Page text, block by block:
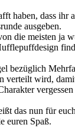
haben, dass
ausgeben.
die meisten ja
bezüglich
verteilt wird,
das nun für
euren Spaß.